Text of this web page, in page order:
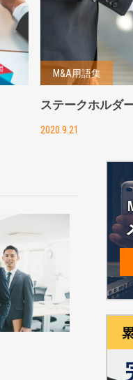
M&A用語集
ステークホルダ
2020.9.21